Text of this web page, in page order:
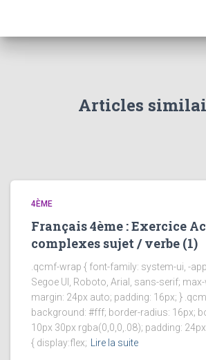
Articles
4ÈME
Français 4ème : Exercice
complexes sujet / verbe (1)
.qcmf-wrap { font-family: system-ui, -
Segoe UI, Roboto, Arial, sans-serif;
margin: 24px auto; padding: 16px; }
background: #fff; border-radius: 16px;
10px 30px rgba(0,0,0,.08); padding:
{ display:flex; Lire la suite